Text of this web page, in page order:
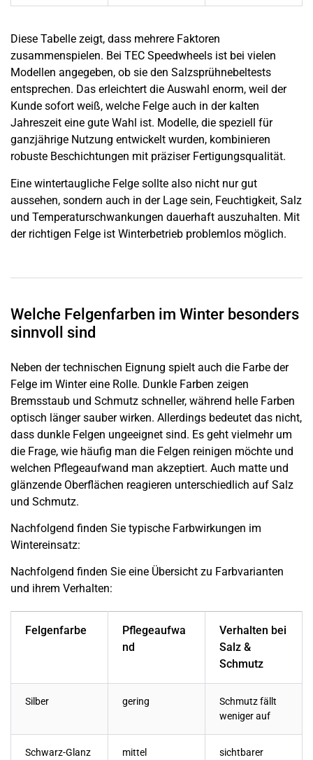
Diese Tabelle zeigt, dass mehrere Faktoren
zusammenspielen. Bei TEC Speedwheels ist bei vielen
Modellen angegeben, ob sie den Salzsprühnebeltests
entsprechen. Das erleichtert die Auswahl enorm, weil der
Kunde sofort weiß, welche Felge auch in der kalten
Jahreszeit eine gute Wahl ist. Modelle, die speziell für
ganzjährige Nutzung entwickelt wurden, kombinieren
robuste Beschichtungen mit präziser Fertigungsqualität.
Eine wintertaugliche Felge sollte also nicht nur gut
aussehen, sondern auch in der Lage sein, Feuchtigkeit, Salz
und Temperaturschwankungen dauerhaft auszuhalten. Mit
der richtigen Felge ist Winterbetrieb problemlos möglich.
Welche Felgenfarben im Winter besonders
sinnvoll sind
Neben der technischen Eignung spielt auch die Farbe der
Felge im Winter eine Rolle. Dunkle Farben zeigen
Bremsstaub und Schmutz schneller, während helle Farben
optisch länger sauber wirken. Allerdings bedeutet das nicht,
dass dunkle Felgen ungeeignet sind. Es geht vielmehr um
die Frage, wie häufig man die Felgen reinigen möchte und
welchen Pflegeaufwand man akzeptiert. Auch matte und
glänzende Oberflächen reagieren unterschiedlich auf Salz
und Schmutz.
Nachfolgend finden Sie typische Farbwirkungen im
Wintereinsatz:
Nachfolgend finden Sie eine Übersicht zu Farbvarianten
und ihrem Verhalten:
Felgenfarbe
Pflegeaufwa
nd
Verhalten bei
Salz &
Schmutz
Silber gering
Schmutz fällt
weniger auf
Schwarz-Glanz mittel
sichtbarer